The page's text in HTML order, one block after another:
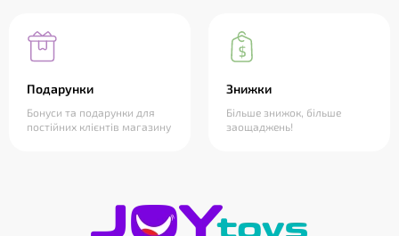
Подарунки
Бонуси та подарунки для
постійних клієнтів магазину
Знижки
Більше знижок, більше
заощаджень!